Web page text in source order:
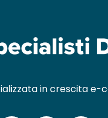
in crescita e-